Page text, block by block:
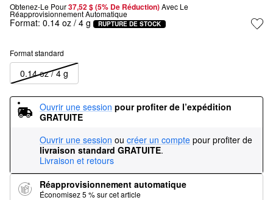
Obtenez-Le Pour37,52 $ (5% De Réduction) Avec Le
Réapprovisionnement Automatique
Format: 0.14 oz / 4 g RUPTURE DE STOCK
Format standard
0.14 oz / 4 g
Ouvrir une session pour profiter de l’expédition
GRATUITE
Ouvrir une session ou créer un compte pour profiter de
livraison standard GRATUITE.
Livraison et retours
Réapprovisionnement automatique
Économisez 5 % sur cet article